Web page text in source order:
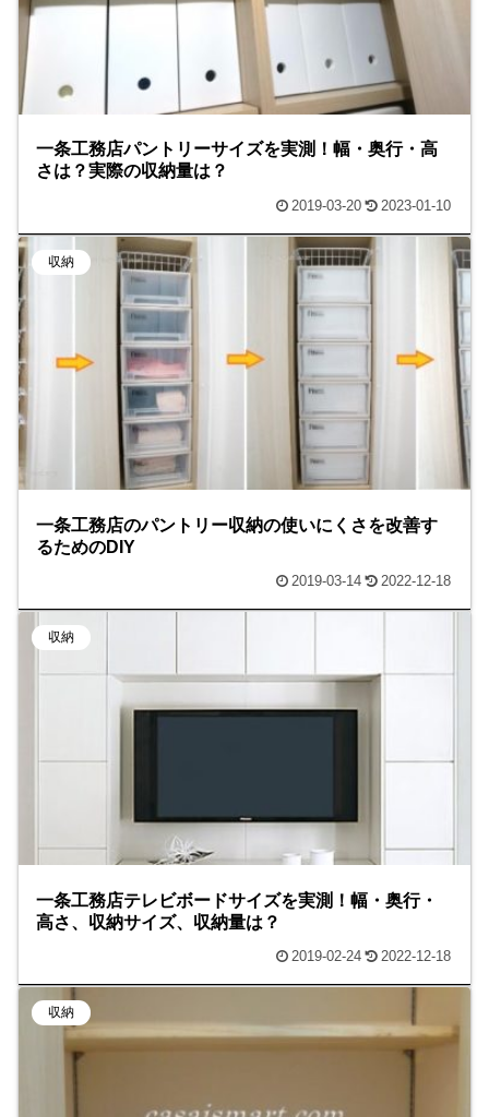
一条工務店パントリーサイズを実測！幅・奥行・高
さは？実際の収納量は？
2019-03-20 2023-01-10
収納
一条工務店のパントリー収納の使いにくさを改善す
るためのDIY
2019-03-14 2022-12-18
収納
一条工務店テレビボードサイズを実測！幅・奥行・
高さ、収納サイズ、収納量は？
2019-02-24 2022-12-18
収納